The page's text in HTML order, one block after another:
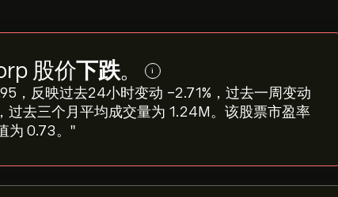
股价下跌。 i
，反映过去24小时变动 ‎-2.71‎%，过去一周变动
过去三个月平均成交量为 1.24M。该股票市盈率
为 0.73。"